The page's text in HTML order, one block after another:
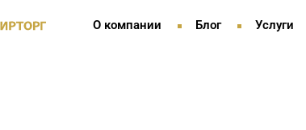
О компании Блог Услуги